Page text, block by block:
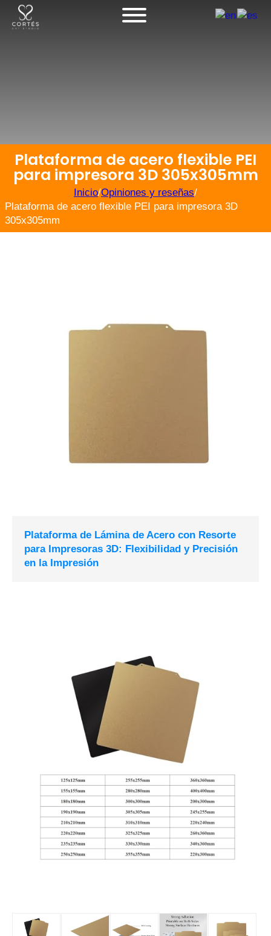
Plataforma de acero flexible PEI
para impresora 3D 305x305mm
Inicio/Opiniones y reseñas/
Plataforma de acero flexible PEI para impresora 3D
305x305mm
Plataforma de Lámina de Acero con Resorte
para Impresoras 3D: Flexibilidad y Precisión
en la Impresión